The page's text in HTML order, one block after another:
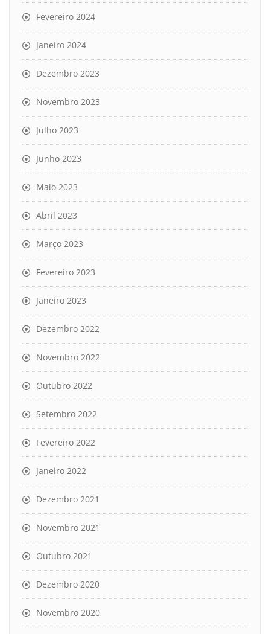
Fevereiro 2024
Janeiro 2024
Dezembro 2023
Novembro 2023
Julho 2023
Junho 2023
Maio 2023
Abril 2023
Março 2023
Fevereiro 2023
Janeiro 2023
Dezembro 2022
Novembro 2022
Outubro 2022
Setembro 2022
Fevereiro 2022
Janeiro 2022
Dezembro 2021
Novembro 2021
Outubro 2021
Dezembro 2020
Novembro 2020